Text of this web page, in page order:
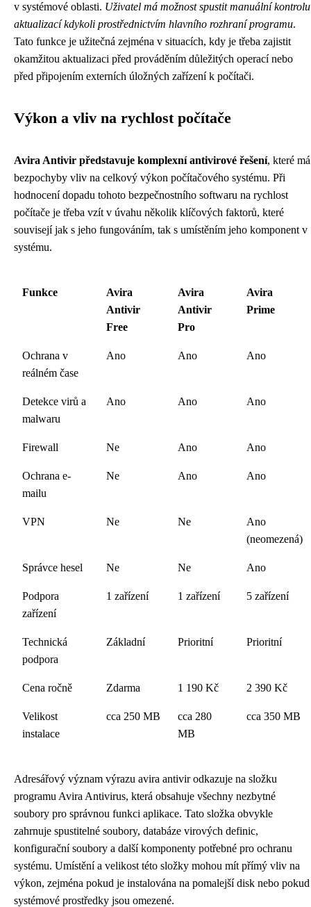
v systémové oblasti. Uživatel má možnost spustit manuální kontrolu
aktualizací kdykoli prostřednictvím hlavního rozhraní programu.
Tato funkce je užitečná zejména v situacích, kdy je třeba zajistit
okamžitou aktualizaci před prováděním důležitých operací nebo
před připojením externích úložných zařízení k počítači.
Výkon a vliv na rychlost počítače
Avira Antivir představuje komplexní antivirové řešení, které má
bezpochyby vliv na celkový výkon počítačového systému. Při
hodnocení dopadu tohoto bezpečnostního softwaru na rychlost
počítače je třeba vzít v úvahu několik klíčových faktorů, které
souvisejí jak s jeho fungováním, tak s umístěním jeho komponent v
systému.
Funkce
Avira
Antivir
Free
Avira
Antivir
Pro
Avira
Prime
Ochrana v
reálném čase
Ano Ano Ano
Detekce virů a
malwaru
Ano Ano Ano
Firewall Ne Ano Ano
Ochrana e-
mailu
Ne Ano Ano
VPN Ne Ne
Ano
(neomezená)
Správce hesel Ne Ne Ano
Podpora
zařízení
1 zařízení 1 zařízení 5 zařízení
Technická
podpora
Základní Prioritní Prioritní
Cena ročně Zdarma 1 190 Kč 2 390 Kč
Velikost
instalace
cca 250 MB
cca 280
MB
cca 350 MB
Adresářový význam výrazu avira antivir odkazuje na složku
programu Avira Antivirus, která obsahuje všechny nezbytné
soubory pro správnou funkci aplikace. Tato složka obvykle
zahrnuje spustitelné soubory, databáze virových definic,
konfigurační soubory a další komponenty potřebné pro ochranu
systému. Umístění a velikost této složky mohou mít přímý vliv na
výkon, zejména pokud je instalována na pomalejší disk nebo pokud
systémové prostředky jsou omezené.